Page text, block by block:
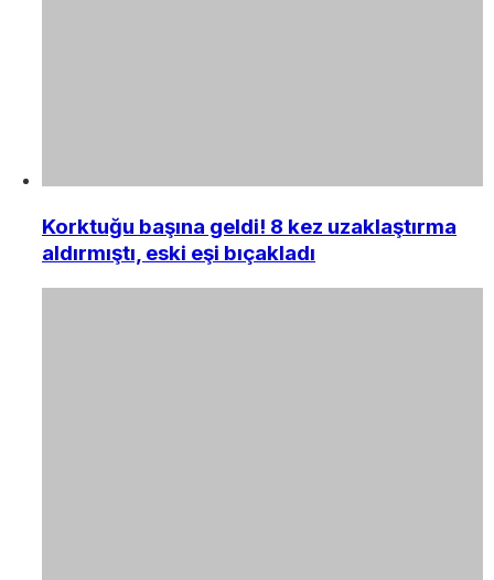
Korktuğu başına geldi! 8 kez uzaklaştırma
aldırmıştı, eski eşi bıçakladı